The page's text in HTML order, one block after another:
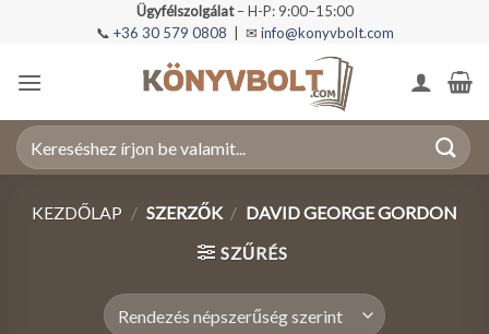
Ügyfélszolgálat– H-P: 9:00–15:00
📞 +36 30 579 0808 | ✉ info@konyvbolt.com
Keresés
a
KEZDŐLAP / SZERZŐK / DAVID GEORGE GORDON
SZŰRÉS